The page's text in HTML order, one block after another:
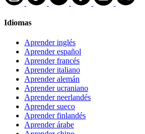
Idiomas
Aprender inglés
Aprender español
Aprender francés
Aprender italiano
Aprender alemán
Aprender ucraniano
Aprender neerlandés
Aprender sueco
Aprender finlandés
Aprender árabe